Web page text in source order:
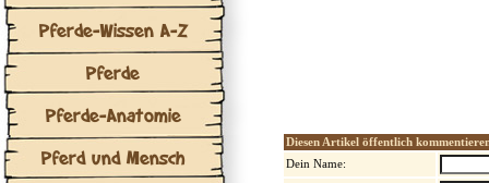
Pferde-Wissen A-Z
Pferde
Pferde-Anatomie
Pferd und Mensch
Diesen Artikel öffentlich
Dein Name: